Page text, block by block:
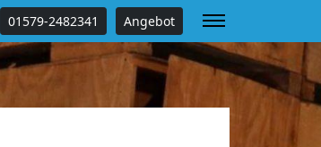
01579-2482341 Angebot